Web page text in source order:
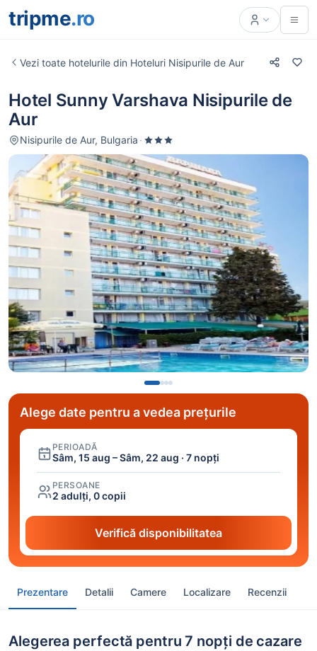
tripme.ro
Alege date pentru a vedea prețurile
PERIOADĂ
Sâm, 15 aug – Sâm, 22 aug · 7 nopți
PERSOANE
2 adulți, 0 copii
Verifică disponibilitatea
Vezi toate hotelurile din Hoteluri Nisipurile de Aur
Prezentare Detalii Camere Localizare Recenzii
Hotel Sunny Varshava Nisipurile de
Aur
Nisipurile de Aur, Bulgaria ·
Alegerea perfectă pentru 7 nopți de cazare